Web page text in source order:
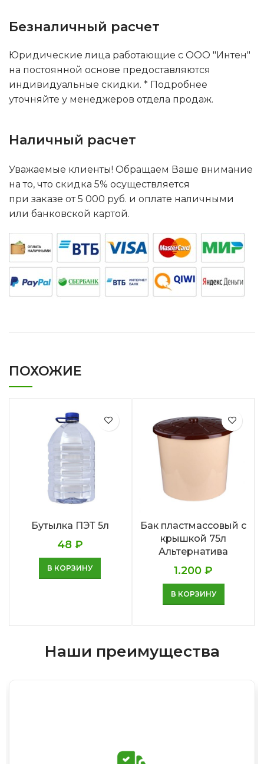
Безналичный расчет
Юридические лица работающие с ООО "Интен"
на постоянной основе предоставляются
индивидуальные скидки. * Подробнее
уточняйте у менеджеров отдела продаж.
Наличный расчет
Уважаемые клиенты! Обращаем Ваше внимание
на то, что скидка 5% осуществляется
при заказе от 5 000 руб. и оплате наличными
или банковской картой.
ПОХОЖИЕ
Бутылка ПЭТ 5л
48 ₽
В КОРЗИНУ
Бак пластмассовый с
крышкой 75л
Альтернатива
1.200₽
В КОРЗИНУ
Наши преимущества